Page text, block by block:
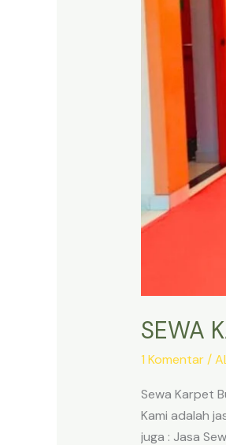
SEWA
1 Komentar /
Sewa Karpet
Kami adalah
juga : Jasa